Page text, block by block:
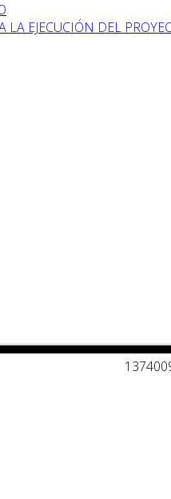
EJECUCIÓN DEL
1 37400